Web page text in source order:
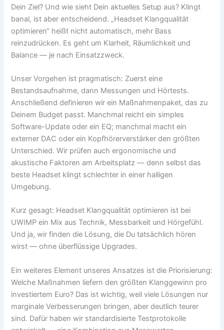
Dein Ziel? Und wie sieht Dein aktuelles Setup aus? Klingt
banal, ist aber entscheidend. „Headset Klangqualität
optimieren“ heißt nicht automatisch, mehr Bass
reinzudrücken. Es geht um Klarheit, Räumlichkeit und
Balance — je nach Einsatzzweck.
Unser Vorgehen ist pragmatisch: Zuerst eine
Bestandsaufnahme, dann Messungen und Hörtests.
Anschließend definieren wir ein Maßnahmenpaket, das zu
Deinem Budget passt. Manchmal reicht ein simples
Software-Update oder ein EQ; manchmal macht ein
externer DAC oder ein Kopfhörerverstärker den größten
Unterschied. Wir prüfen auch ergonomische und
akustische Faktoren am Arbeitsplatz — denn selbst das
beste Headset klingt schlechter in einer halligen
Umgebung.
Kurz gesagt: Headset Klangqualität optimieren ist bei
UWIMP ein Mix aus Technik, Messbarkeit und Hörgefühl.
Und ja, wir finden die Lösung, die Du tatsächlich hören
wirst — ohne überflüssige Upgrades.
Ein weiteres Element unseres Ansatzes ist die Priorisierung:
Welche Maßnahmen liefern den größten Klanggewinn pro
investiertem Euro? Das ist wichtig, weil viele Lösungen nur
marginale Verbesserungen bringen, aber deutlich teurer
sind. Dafür haben wir standardisierte Testprotokolle